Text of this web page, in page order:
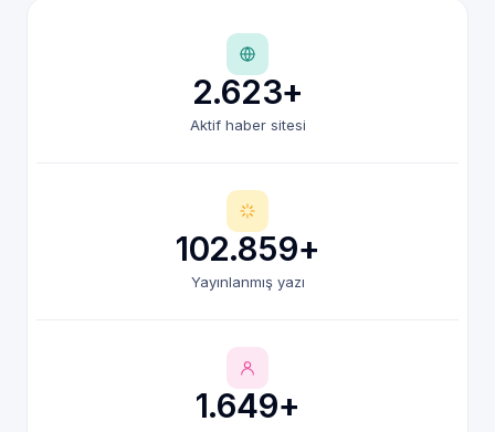
2.623+
Aktif haber sitesi
102.859+
Yayınlanmış yazı
1.649+